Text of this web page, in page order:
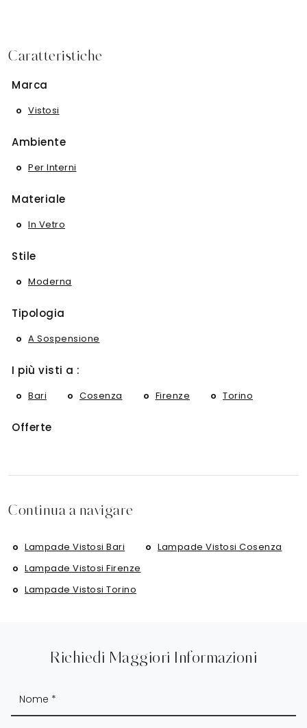
Caratteristiche
Marca
Vistosi
Ambiente
Per Interni
Materiale
In Vetro
Stile
Moderna
Tipologia
A Sospensione
I più visti a :
Bari Cosenza Firenze Torino
Offerte
Continua a navigare
Lampade Vistosi Bari
Lampade Vistosi Cosenza
Lampade Vistosi Firenze
Lampade Vistosi Torino
Richiedi Maggiori Informazioni